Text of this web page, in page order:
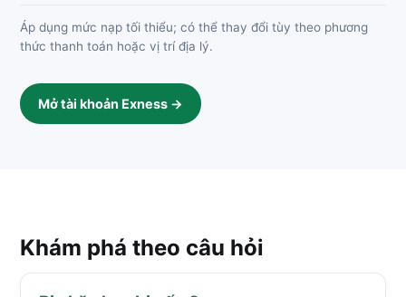
Áp dụng mức nạp tối thiểu; có thể thay đổi tùy theo phương
thức thanh toán hoặc vị trí địa lý.
Mở tài khoản Exness →
Khám phá theo câu hỏi